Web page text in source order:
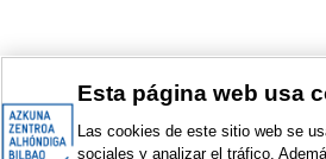
Esta página web usa
Las cookies de este sitio web se
sociales y analizar el tráfico.